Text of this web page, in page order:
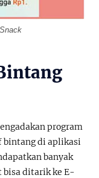
program
bintang di aplikasi
banyak
bisa ditarik ke E-